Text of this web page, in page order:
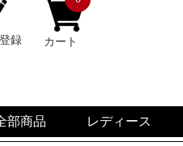
録 カート
部商品 レディース